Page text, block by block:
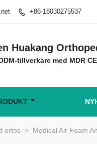
 +86-18030275537
Huakang
tillverkare med MDR
ortos > Medical Air Foam